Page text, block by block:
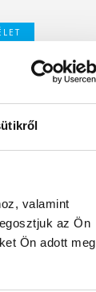
valamint
az Ön
Ön adott meg
A
színházi világ
képernyők mögé
Ezek a témák is
veszprémi
keresték a
kereszténység
legnagyobb